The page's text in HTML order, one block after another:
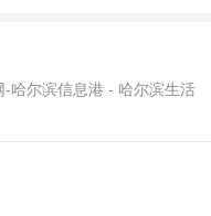
哈尔滨信息港 - 哈尔滨生活